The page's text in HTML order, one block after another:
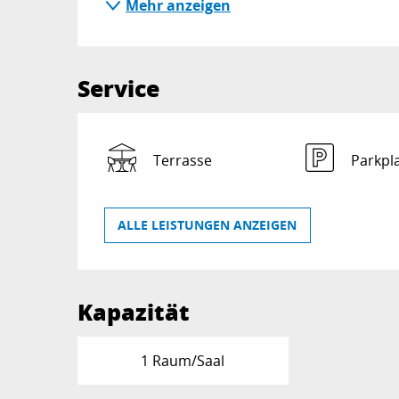
Mehr anzeigen
Service
Terrasse
ALLE LEISTUNGEN ANZEIGEN
Kapazität
1 Raum/Saal